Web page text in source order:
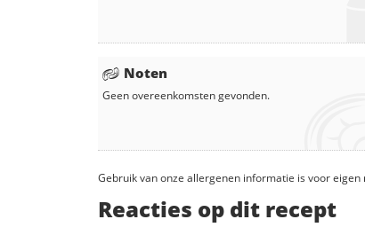
Noten
Geen overeenkomsten gevonden.
Gebruik van onze allergenen informatie is voor
Reacties op dit recept